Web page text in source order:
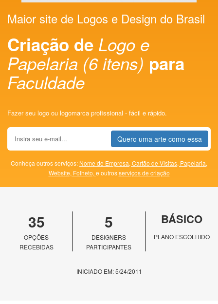
Maior site de Logos e Design do Brasil
Criação de Logo e
Papelaria (6 itens) para
Faculdade
Fazer seu logo ou logomarca profissional - fácil e rápido.
Quero uma arte como essa
Conheça outros serviços: Nome de Empresa, Cartão de Visitas, Papelaria,
Website, Folheto, e outrosserviços de criação
35
OPÇÕES
RECEBIDAS
5
DESIGNERS
PARTICIPANTES
BÁSICO
PLANO ESCOLHIDO
INICIADO EM: 5/24/2011